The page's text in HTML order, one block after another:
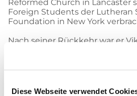
Diese Webseite verwendet
Reformed Church in Lancaster
Foreign Students der Lutheran
Foundation in New York
Nach seiner Rückkehr war er
Eichlinghofen, im
beim Volksmissionarischen
Bielefeld ab.